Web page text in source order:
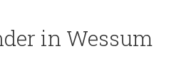
in Wessum